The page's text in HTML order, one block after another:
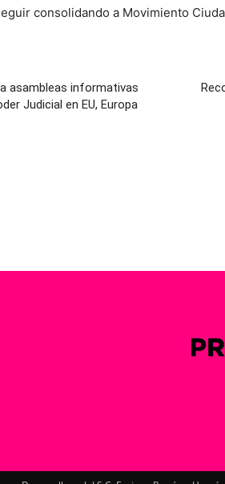
consolidando a Movimiento
asambleas informativas
Judicial en EU, Europa